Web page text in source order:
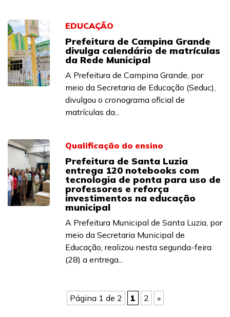
EDUCAÇÃO
Prefeitura de Campina Grande
divulga calendário de matrículas
da Rede Municipal
A Prefeitura de Campina Grande, por
meio da Secretaria de Educação (Seduc),
divulgou o cronograma oficial de
matrículas da...
Qualificação do ensino
Prefeitura de Santa Luzia
entrega 120 notebooks com
tecnologia de ponta para uso de
professores e reforça
investimentos na educação
municipal
A Prefeitura Municipal de Santa Luzia, por
meio da Secretaria Municipal de
Educação, realizou nesta segunda-feira
(28) a entrega...
Página 1 de 2 1 2 »